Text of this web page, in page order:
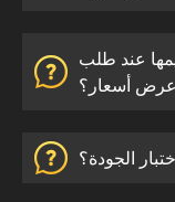
عند طلب
عرض أسعار؟
الجودة؟